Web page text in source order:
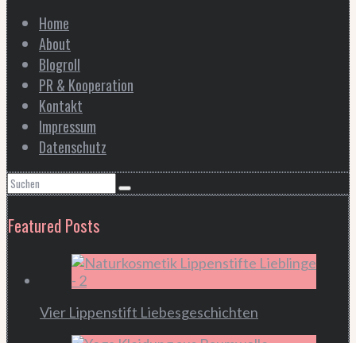
Home
About
Blogroll
PR & Kooperation
Kontakt
Impressum
Datenschutz
Featured Posts
Vier Lippenstift Liebesgeschichten